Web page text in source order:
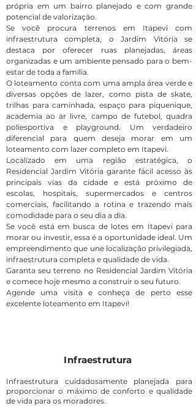
própria em um bairro planejado e com grande
potencial de valorização.
Se você procura terrenos em Itapevi com
infraestrutura completa, o Jardim Vitória se
destaca por oferecer ruas planejadas, áreas
organizadas e um ambiente pensado para o bem-
estar de toda a família.
O loteamento conta com uma ampla área verde e
diversas opções de lazer, como pista de skate,
trilhas para caminhada, espaço para piquenique,
academia ao ar livre, campo de futebol, quadra
poliesportiva e playground. Um verdadeiro
diferencial para quem deseja morar em um
loteamento com lazer completo em Itapevi.
Localizado em uma região estratégica, o
Residencial Jardim Vitória garante fácil acesso às
principais vias da cidade e está próximo de
escolas, hospitais, supermercados e centros
comerciais, facilitando a rotina e trazendo mais
comodidade para o seu dia a dia.
Se você está em busca de lotes em Itapevi para
morar ou investir, essa é a oportunidade ideal. Um
empreendimento que une localização privilegiada,
infraestrutura completa e qualidade de vida.
Garanta seu terreno no Residencial Jardim Vitória
e comece hoje mesmo a construir o seu futuro.
Agende uma visita e conheça de perto esse
excelente loteamento em Itapevi!
Infraestrutura
Infraestrutura cuidadosamente planejada para
proporcionar o máximo de conforto e qualidade
de vida para os moradores.